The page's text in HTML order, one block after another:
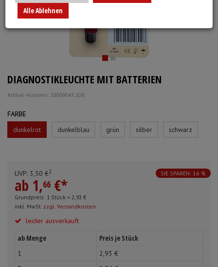
Hauben
Ärmelschoner
Urinflaschen &
Unterlagen und
Fieberthermometer
DIAGNOSTIKLEUCHTE MIT BATTERIEN
Artikel-Nummer: 10000043;108
FARBE
dunkelrot
dunkelblau grün silber schwarz
UVP: 3,50 €2
ab 1,66 €*
SIE SPAREN: 16 %
Grundpreis: 1 Stück = 2,93 €
inkl. MwSt. zzgl. Versandkosten
leider ausverkauft
ab Menge Preis je Stück
1 2,93 €
Alle Ablehnen